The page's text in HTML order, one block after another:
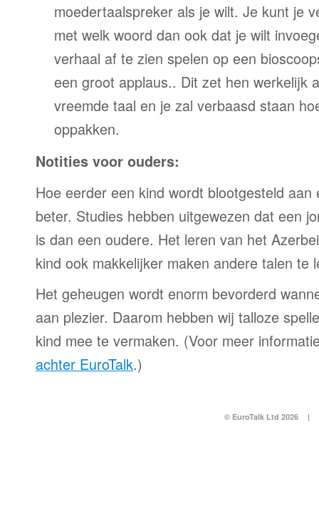
moedertaalspreker als je wilt. Je kunt je
met welk woord dan ook dat je wilt
verhaal af te zien spelen op een
een groot applaus.. Dit zet hen werkelijk
vreemde taal en je zal verbaasd staan
oppakken.
Notities voor ouders:
Hoe eerder een kind wordt blootgesteld
beter. Studies hebben uitgewezen dat een
is dan een oudere. Het leren van het
kind ook makkelijker maken andere talen te
Het geheugen wordt enorm bevorderd
aan plezier. Daarom hebben wij talloze
kind mee te vermaken. (Voor meer
achter EuroTalk.)
© EuroTalk Ltd 2026 |